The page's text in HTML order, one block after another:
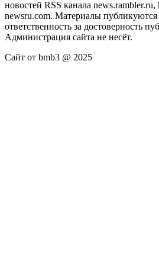
новостей RSS канала news.rambler.ru,
newsru.com. Материалы публикуются
ответственность за достоверность
Администрация сайта не несёт.
Сайт от bmb3 @ 2025